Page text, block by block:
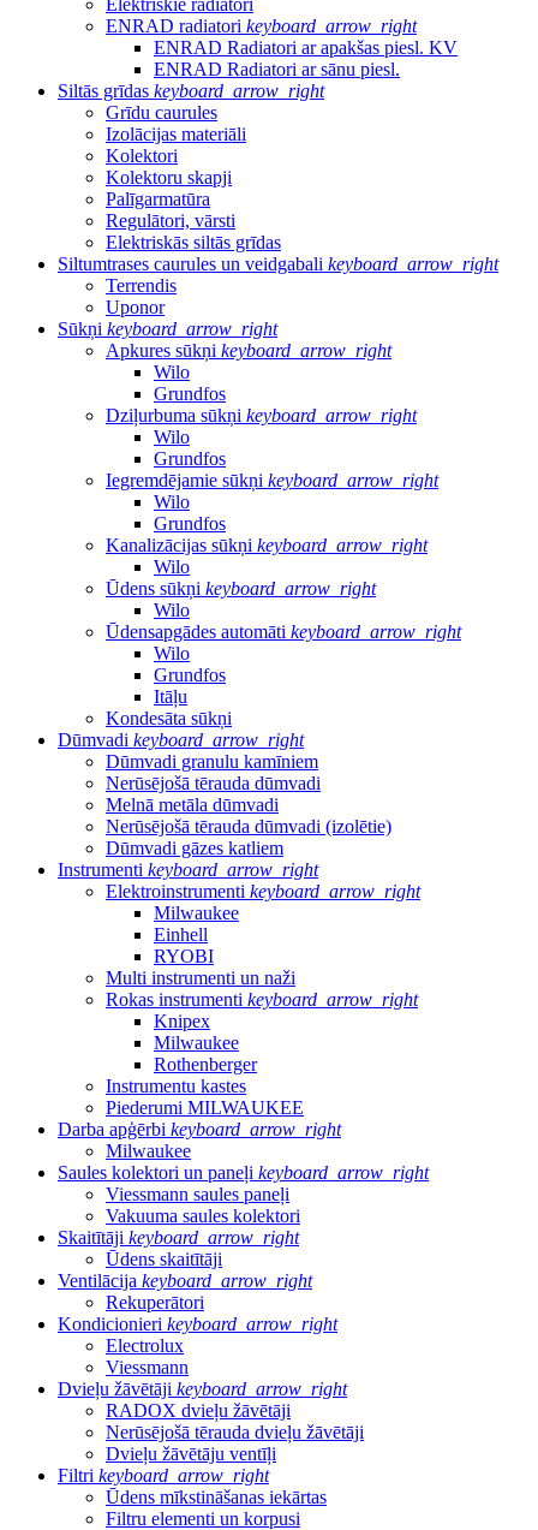
Elektriskie radiatori
ENRAD radiatori keyboard_arrow_right
ENRAD Radiatori ar apakšas piesl. KV
ENRAD Radiatori ar sānu piesl.
Siltās grīdas keyboard_arrow_right
Grīdu caurules
Izolācijas materiāli
Kolektori
Kolektoru skapji
Palīgarmatūra
Regulātori, vārsti
Elektriskās siltās grīdas
Siltumtrases caurules un veidgabali keyboard_arrow_right
Terrendis
Uponor
Sūkņi keyboard_arrow_right
Apkures sūkņi keyboard_arrow_right
Wilo
Grundfos
Dziļurbuma sūkņi keyboard_arrow_right
Wilo
Grundfos
Iegremdējamie sūkņi keyboard_arrow_right
Wilo
Grundfos
Kanalizācijas sūkņi keyboard_arrow_right
Wilo
Ūdens sūkņi keyboard_arrow_right
Wilo
Ūdensapgādes automāti keyboard_arrow_right
Wilo
Grundfos
Itāļu
Kondesāta sūkņi
Dūmvadi keyboard_arrow_right
Dūmvadi granulu kamīniem
Nerūsējošā tērauda dūmvadi
Melnā metāla dūmvadi
Nerūsējošā tērauda dūmvadi (izolētie)
Dūmvadi gāzes katliem
Instrumenti keyboard_arrow_right
Elektroinstrumenti keyboard_arrow_right
Milwaukee
Einhell
RYOBI
Multi instrumenti un naži
Rokas instrumenti keyboard_arrow_right
Knipex
Milwaukee
Rothenberger
Instrumentu kastes
Piederumi MILWAUKEE
Darba apģērbi keyboard_arrow_right
Milwaukee
Saules kolektori un paneļi keyboard_arrow_right
Viessmann saules paneļi
Vakuuma saules kolektori
Skaitītāji keyboard_arrow_right
Ūdens skaitītāji
Ventilācija keyboard_arrow_right
Rekuperātori
Kondicionieri keyboard_arrow_right
Electrolux
Viessmann
Dvieļu žāvētāji keyboard_arrow_right
RADOX dvieļu žāvētāji
Nerūsējošā tērauda dvieļu žāvētāji
Dvieļu žāvētāju ventīļi
Filtri keyboard_arrow_right
Ūdens mīkstināšanas iekārtas
Filtru elementi un korpusi